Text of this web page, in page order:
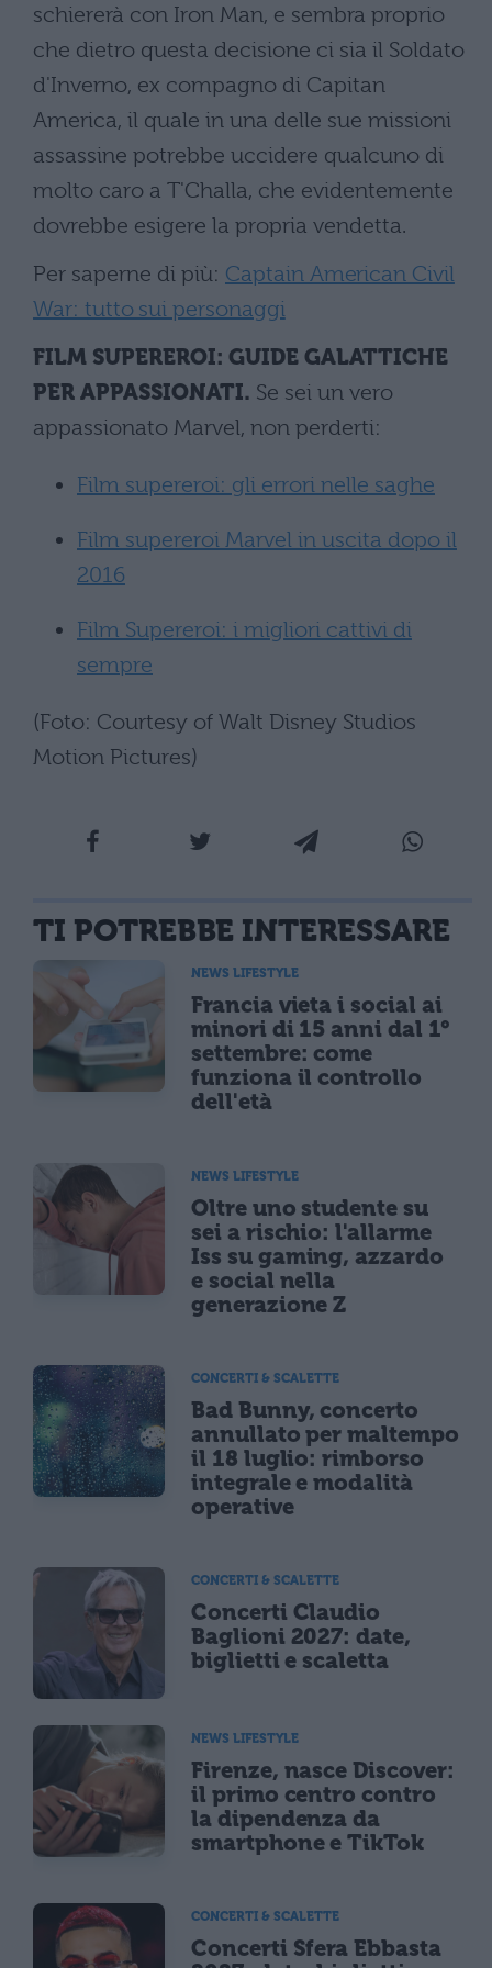
schiererà con Iron Man, e sembra proprio
che dietro questa decisione ci sia il Soldato
d'Inverno, ex compagno di Capitan
America, il quale in una delle sue missioni
assassine potrebbe uccidere qualcuno di
molto caro a T'Challa, che evidentemente
dovrebbe esigere la propria vendetta.
Per saperne di più: Captain American Civil
War: tutto sui personaggi
FILM SUPEREROI: GUIDE GALATTICHE
PER APPASSIONATI. Se sei un vero
appassionato Marvel, non perderti:
Film supereroi: gli errori nelle saghe
Film supereroi Marvel in uscita dopo il
2016
Film Supereroi: i migliori cattivi di
sempre
(Foto: Courtesy of Walt Disney Studios
Motion Pictures)
TI POTREBBE INTERESSARE
NEWS LIFESTYLE
Francia vieta i social ai
minori di 15 anni dal 1°
settembre: come
funziona il controllo
dell'età
NEWS LIFESTYLE
Oltre uno studente su
sei a rischio: l'allarme
Iss su gaming, azzardo
e social nella
generazione Z
CONCERTI & SCALETTE
Bad Bunny, concerto
annullato per maltempo
il 18 luglio: rimborso
integrale e modalità
operative
CONCERTI & SCALETTE
Concerti Claudio
Baglioni 2027: date,
biglietti e scaletta
NEWS LIFESTYLE
Firenze, nasce Discover:
il primo centro contro
la dipendenza da
smartphone e TikTok
CONCERTI & SCALETTE
Concerti Sfera Ebbasta